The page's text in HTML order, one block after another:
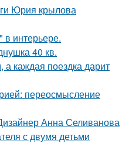
Юрия крылова
интерьере.
40 кв.
а каждая поездка дарит
переосмысление
Анна Селиванова
с двумя детьми